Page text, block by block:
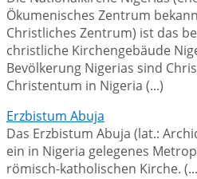
Ökumenisches Zentrum
Christliches Zentrum) ist das
christliche Kirchengebäude
Bevölkerung Nigerias sind
Christentum in Nigeria (...)
Erzbistum Abuja
Das Erzbistum Abuja (lat.:
ein in Nigeria gelegenes
römisch-katholischen Kirche.